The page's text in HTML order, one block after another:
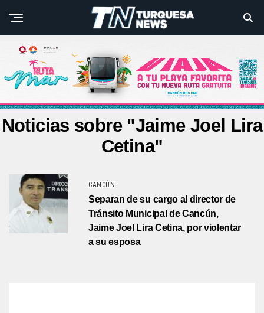
Noticias sobre "Jaime Joel Lira
Cetina"
CANCÚN
Separan de su cargo al director de
Tránsito Municipal de Cancún,
Jaime Joel Lira Cetina, por violentar
a su esposa